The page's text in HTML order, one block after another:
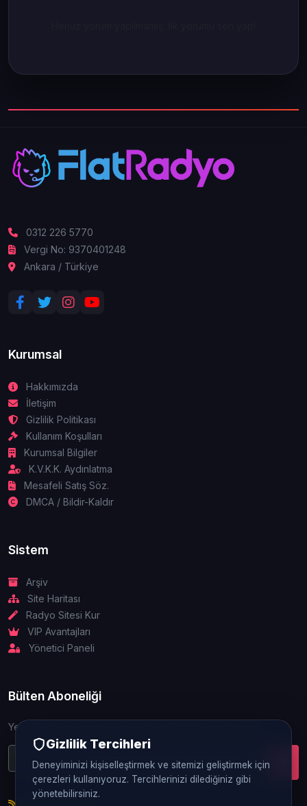
0312 226 5770
Vergi No: 9370401248
Ankara / Türkiye
Kurumsal
Hakkımızda
İletişim
Gizlilik Politikası
Kullanım Koşulları
Kurumsal Bilgiler
K.V.K.K. Aydınlatma
Mesafeli Satış Söz.
DMCA / Bildir-Kaldır
Sistem
Arşiv
Site Haritası
Radyo Sitesi Kur
VIP Avantajları
Yönetici Paneli
Bülten Aboneliği
Yeniliklerden ve güncellemelerden ilk siz haberdar olun.
Gizlilik Tercihleri
Deneyiminizi kişiselleştirmek ve sitemizi geliştirmek için
çerezleri kullanıyoruz. Tercihlerinizi dilediğiniz gibi
yönetebilirsiniz.